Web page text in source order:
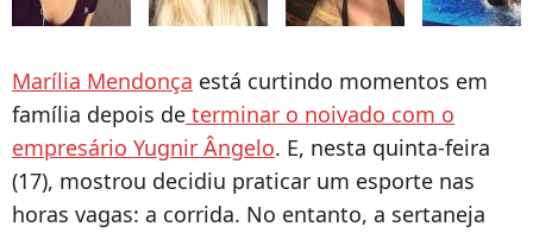
Marília Mendonça está curtindo momentos em
família depois de terminar o noivado com o
empresário Yugnir Ângelo. E, nesta quinta-feira
(17), mostrou decidiu praticar um esporte nas
horas vagas: a corrida. No entanto, a sertaneja